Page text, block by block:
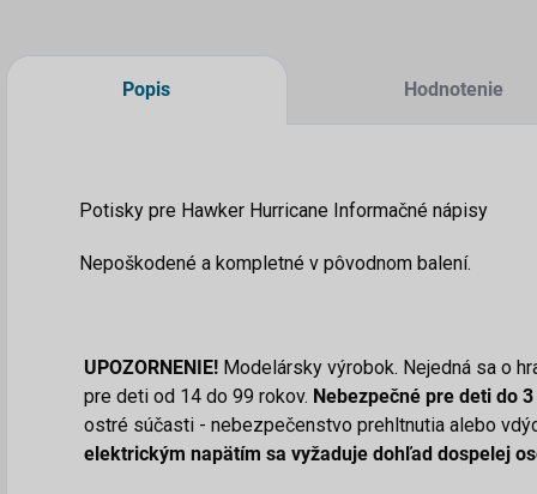
Popis Hodnotenie
Potisky pre Hawker Hurricane Informačné nápisy
Nepoškodené a kompletné v pôvodnom balení.
UPOZORNENIE! Modelársky výrobok. Nejedná sa o
pre deti od 14 do 99 rokov. Nebezpečné pre deti do
ostré súčasti - nebezpečenstvo prehltnutia alebo
elektrickým napätím sa vyžaduje dohľad dospelej